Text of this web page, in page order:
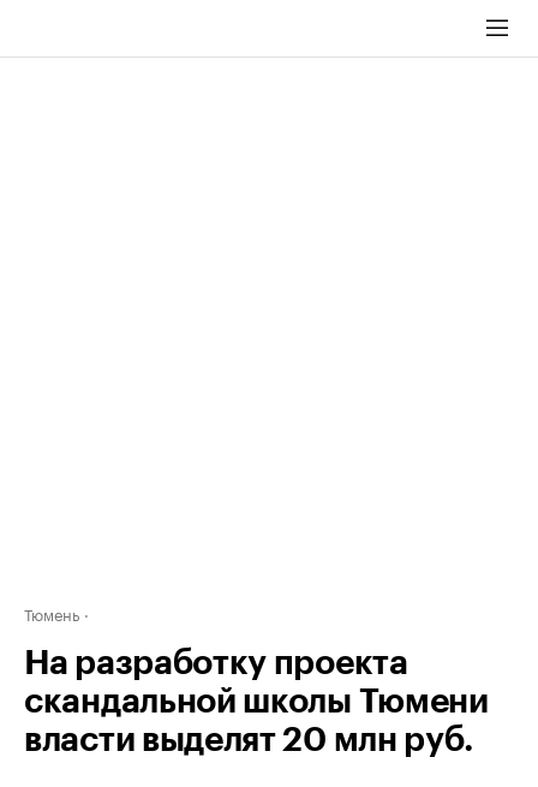
Тюмень
На разработку проекта
скандальной школы Тюмени
власти выделят 20 млн руб.